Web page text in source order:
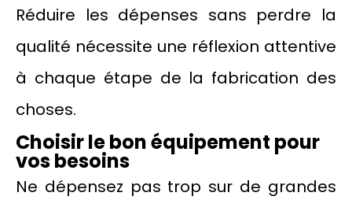
Réduire les dépenses sans perdre la
qualité nécessite une réflexion attentive
à chaque étape de la fabrication des
choses.
Choisir le bon équipement pour
vos besoins
Ne dépensez pas trop sur de grandes